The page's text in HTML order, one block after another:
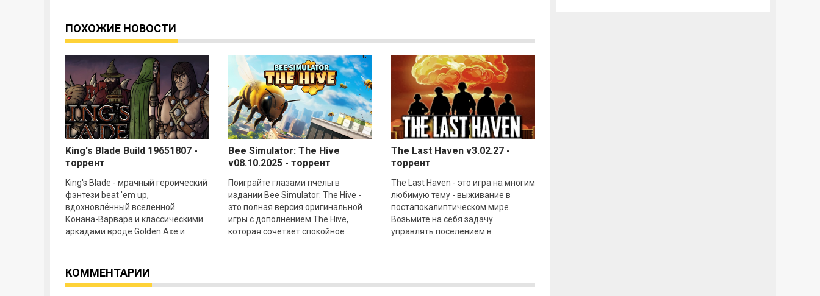
ПОХОЖИЕ НОВОСТИ
King's Blade Build 19651807 -
торрент
King's Blade - мрачный героический
фэнтези beat 'em up,
вдохновлённый вселенной
Конана-Варвара и классическими
аркадами вроде Golden Axe и
Bee Simulator: The Hive
v08.10.2025 - торрент
Поиграйте глазами пчелы в
издании Bee Simulator: The Hive -
это полная версия оригинальной
игры с дополнением The Hive,
которая сочетает спокойное
The Last Haven v3.02.27 -
торрент
The Last Haven - это игра на многим
любимую тему - выживание в
постапокалиптическом мире.
Возьмите на себя задачу
управлять поселением в
КОММЕНТАРИИ